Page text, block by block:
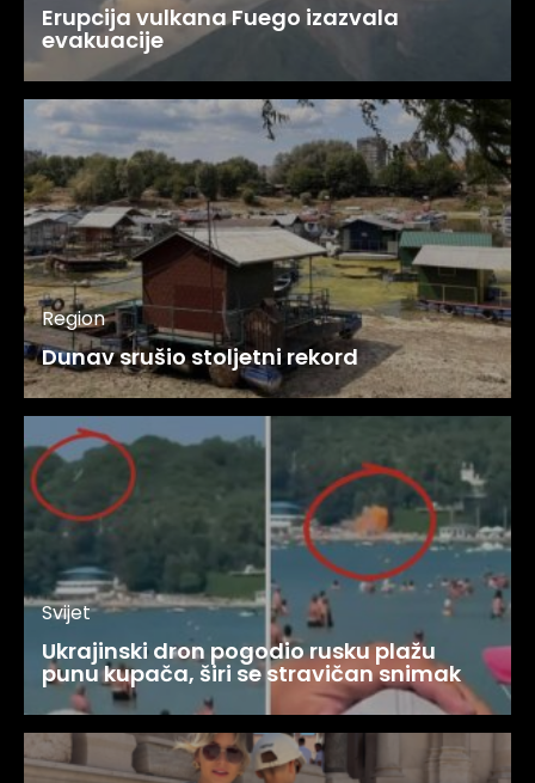
Erupcija vulkana Fuego izazvala
evakuacije
Region
Dunav srušio stoljetni rekord
Svijet
Ukrajinski dron pogodio rusku plažu
punu kupača, širi se stravičan snimak